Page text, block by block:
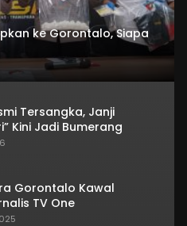
ke Gorontalo, Siapa
Tersangka, Janji
Kini Jadi Bumerang
Gorontalo Kawal
TV One